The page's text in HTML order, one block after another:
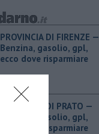
PROVINCIA DI FIRENZE — ​
Benzina, gasolio, gpl,
ecco dove risparmiare
PROVINCIA DI PRATO — ​
Benzina, gasolio, gpl,
ecco dove risparmiare